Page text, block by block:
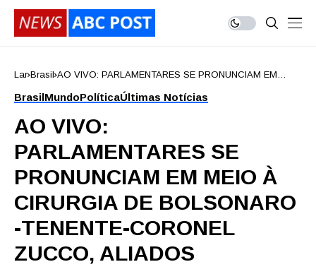
Lar Brasil AO VIVO: PARLAMENTARES SE PRONUNCIAM EM
CORONEL ZUCCO, ALIADOS
BrasilMundoPolíticaÚltimas Notícias
AO VIVO:
PARLAMENTARES SE
PRONUNCIAM EM MEIO À
CIRURGIA DE BOLSONARO
-TENENTE-CORONEL
ZUCCO, ALIADOS